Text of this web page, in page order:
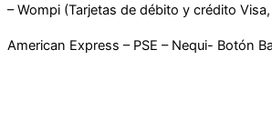
– Wompi (Tarjetas de débito y crédito
American Express – PSE – Nequi- Botón